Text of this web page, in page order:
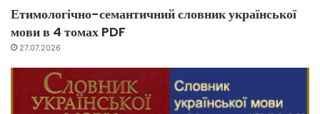
Етимологічно-семантичний словник української
мови в 4 томах PDF
27.07.2026